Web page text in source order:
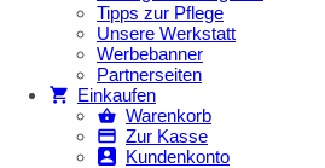
Tipps zur Pflege
Unsere Werkstatt
Werbebanner
Partnerseiten
Einkaufen
Warenkorb
Zur Kasse
Kundenkonto